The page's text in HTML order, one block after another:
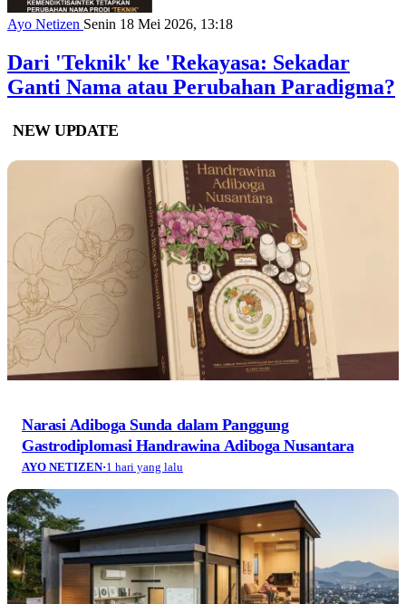
Ayo Netizen Senin 18 Mei 2026, 13:18
Dari 'Teknik' ke 'Rekayasa: Sekadar
Ganti Nama atau Perubahan Paradigma?
NEW UPDATE
Narasi Adiboga Sunda dalam Panggung
Gastrodiplomasi Handrawina Adiboga Nusantara
AYO NETIZEN·1 hari yang lalu